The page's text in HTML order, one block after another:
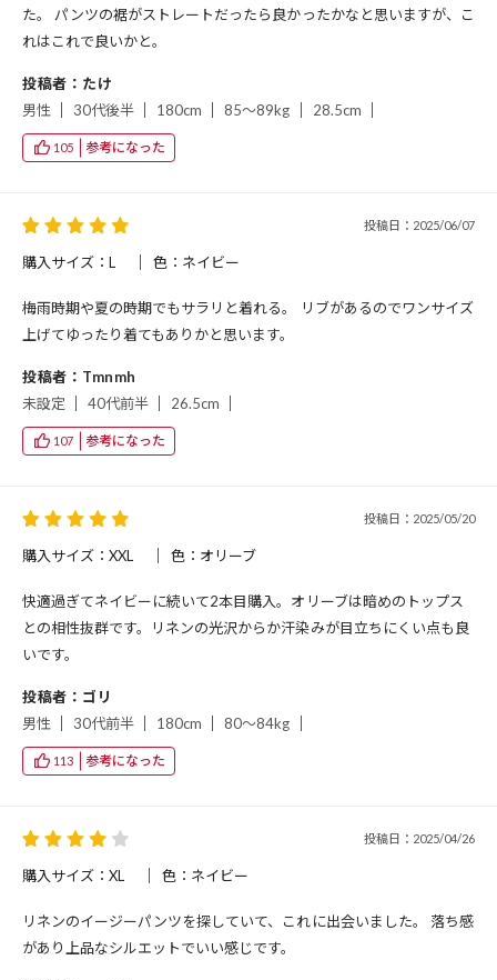
た。 パンツの裾がストレートだったら良かったかなと思いますが、こ
れはこれで良いかと。
投稿者：たけ
男性
30代後半 180cm 85～89kg 28.5cm
105 参考になった
投稿日：2025/06/07
購入サイズ：L 色：ネイビー
梅雨時期や夏の時期でもサラリと着れる。 リブがあるのでワンサイズ
上げてゆったり着てもありかと思います。
投稿者：Tmnmh
未設定
40代前半 26.5cm
107 参考になった
投稿日：2025/05/20
購入サイズ：XXL 色：オリーブ
快適過ぎてネイビーに続いて2本目購入。オリーブは暗めのトップス
との相性抜群です。リネンの光沢からか汗染みが目立ちにくい点も良
いです。
投稿者：ゴリ
男性
30代前半 180cm 80～84kg
113 参考になった
投稿日：2025/04/26
購入サイズ：XL 色：ネイビー
リネンのイージーパンツを探していて、これに出会いました。 落ち感
があり上品なシルエットでいい感じです。